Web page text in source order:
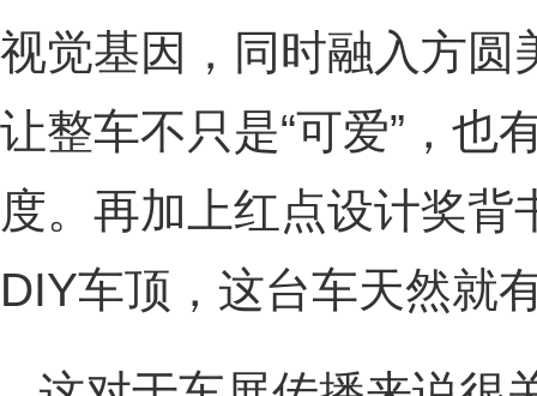
视觉基因，同时融入方圆
让整车不只是“可爱”，也
度。再加上红点设计奖
DIY车顶，这台车天然就